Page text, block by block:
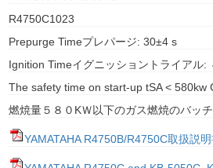
R4750C1023
Prepurge Timeプレパージ: 30±4 s
Ignition Timeイグニッショントライアル:
The safety time on start-up tSA < 580kw
燃焼量５８０KＷ以下のガス燃焼のバッ
YAMATAHA R4750B/R4750C取扱説